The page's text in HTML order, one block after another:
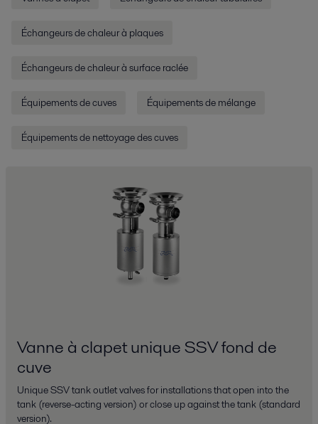
Échangeurs de chaleur à plaques
Échangeurs de chaleur à surface raclée
Équipements de cuves Équipements de mélange
Équipements de nettoyage des cuves
Vanne à clapet unique SSV fond de
cuve
Unique SSV tank outlet valves for installations that open into the
tank (reverse-acting version) or close up against the tank (standard
version).